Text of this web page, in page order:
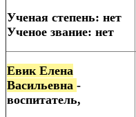
Ученая степень: нет
Ученое звание: нет
Евик Елена
Васильевна -
воспитатель,